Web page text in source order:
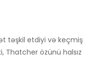
təşkil etdiyi və keçmiş
Thatcher özünü halsız